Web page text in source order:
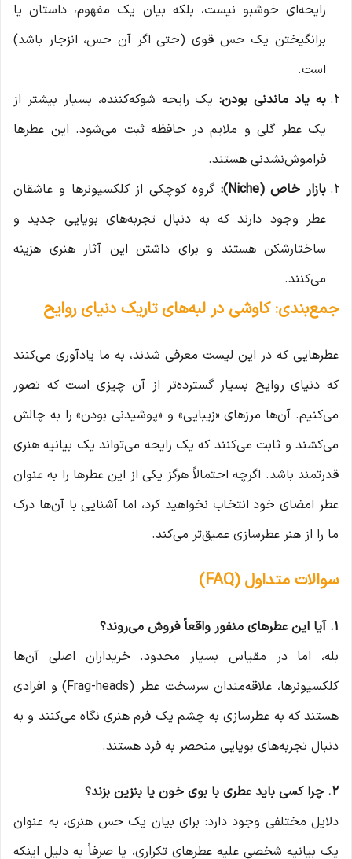
رایحه‌ای خوشبو نیست، بلکه بیان یک مفهوم، داستان یا
برانگیختن یک حس قوی (حتی اگر آن حس، انزجار باشد)
است.
به یاد ماندنی بودن:یک رایحه شوکه‌کننده، بسیار بیشتر از
یک عطر گلی و ملایم در حافظه ثبت می‌شود. این عطرها
فراموش‌نشدنی هستند.
بازار خاص (Niche):
گروه کوچکی از کلکسیونرها و عاشقان
عطر وجود دارند که به دنبال تجربه‌های بویایی جدید و
ساختارشکن هستند و برای داشتن این آثار هنری هزینه
می‌کنند.
جمع‌بندی: کاوشی در لبه‌های تاریک دنیای روایح
عطرهایی که در این لیست معرفی شدند، به ما یادآوری می‌کنند
که دنیای روایح بسیار گسترده‌تر از آن چیزی است که تصور
می‌کنیم. آن‌ها مرزهای «زیبایی» و «پوشیدنی بودن» را به چالش
می‌کشند و ثابت می‌کنند که یک رایحه می‌تواند یک بیانیه هنری
قدرتمند باشد. اگرچه احتمالاً هرگز یکی از این عطرها را به عنوان
عطر امضای خود انتخاب نخواهید کرد، اما آشنایی با آن‌ها درک
ما را از هنر عطرسازی عمیق‌تر می‌کند.
سوالات متداول (FAQ)
۱. آیا این عطرهای منفور واقعاً فروش می‌روند؟
بله، اما در مقیاس بسیار محدود. خریداران اصلی آن‌ها
کلکسیونرها، علاقه‌مندان سرسخت عطر (Frag-heads) و افرادی
هستند که به عطرسازی به چشم یک فرم هنری نگاه می‌کنند و به
دنبال تجربه‌های بویایی منحصر به فرد هستند.
۲. چرا کسی باید عطری با بوی خون یا بنزین بزند؟
دلایل مختلفی وجود دارد: برای بیان یک حس هنری، به عنوان
یک بیانیه شخصی علیه عطرهای تکراری، یا صرفاً به دلیل اینکه